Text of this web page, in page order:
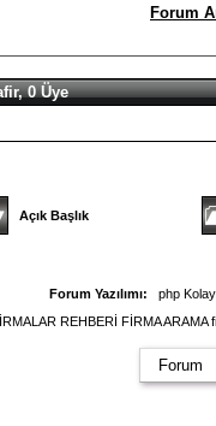
Forum
0 Üye
Açık Başlık
Forum Yazılımı:
php
REHBERİ FİRMA
Forum